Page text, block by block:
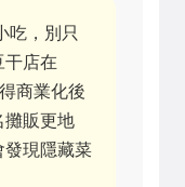
吃，別只
干店在
商業化後
攤販更地
發現隱藏菜